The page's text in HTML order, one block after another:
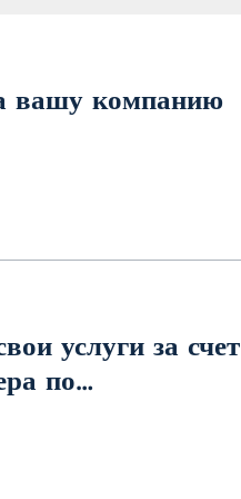
вашу компанию
услуги за счет
по